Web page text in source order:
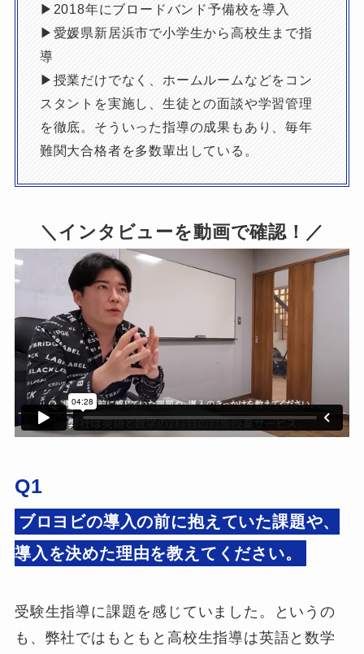
▶2018年にブロードバンド予備校を導入
▶愛媛県新居浜市で小学生から高校生まで指
導
▶授業だけでなく、ホームルームなどをコン
スタントを実施し、生徒との面談や学習管理
を徹底。そういった指導の成果もあり、毎年
難関大合格者を多数輩出している。
＼インタビューを動画で確認！／
Q1
ブロヨビの導入の前に抱えていた課題や、
導入を決めた理由を教えてください。
受験生指導に課題を感じていました。というの
も、弊社ではもともと高校生指導は英語と数学